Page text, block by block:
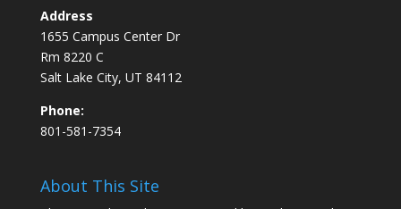
Address
1655 Campus Center Dr
Rm 8220 C
Salt Lake City, UT 84112
Phone:
801-581-7354
About This Site